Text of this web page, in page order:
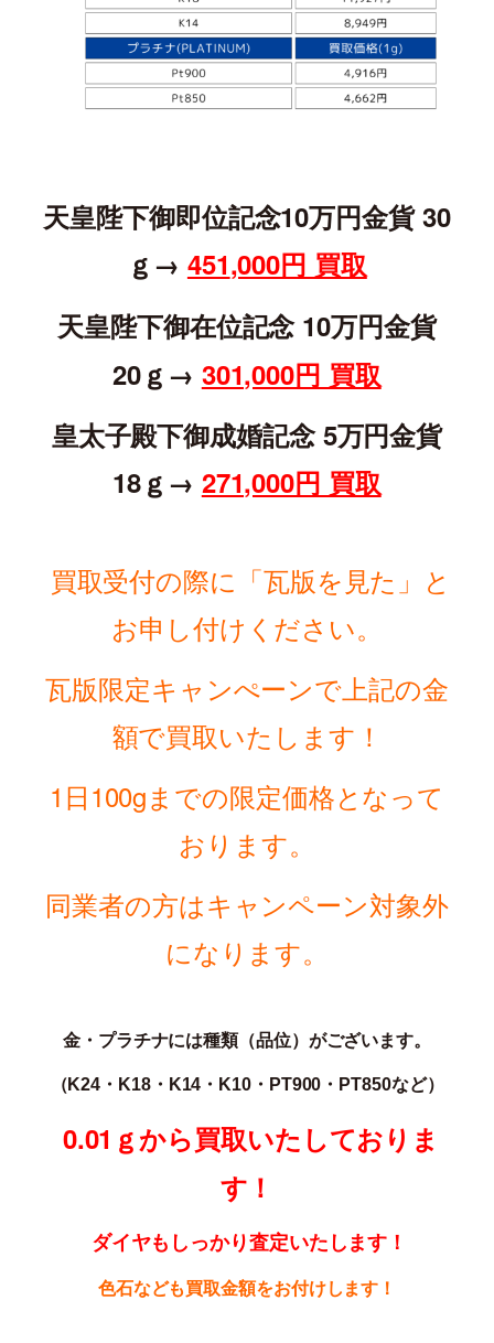
天皇陛下御即位記念10万円金貨 30
ｇ→ 451,000円 買取
天皇陛下御在位記念 10万円金貨
20ｇ→ 301,000円 買取
皇太子殿下御成婚記念 5万円金貨
18ｇ→ 271,000円 買取
買取受付の際に「瓦版を見た」と
お申し付けください。
瓦版限定キャンぺーンで上記の金
額で買取いたします！
1日100gまでの限定価格となって
おります。
同業者の方はキャンペーン対象外
になります。
金・プラチナには種類（品位）がございます。
（K24・K18・K14・K10・PT900・PT850など）
0.01ｇから買取いたしておりま
す！
ダイヤもしっかり査定いたします！
色石なども買取金額をお付けします！